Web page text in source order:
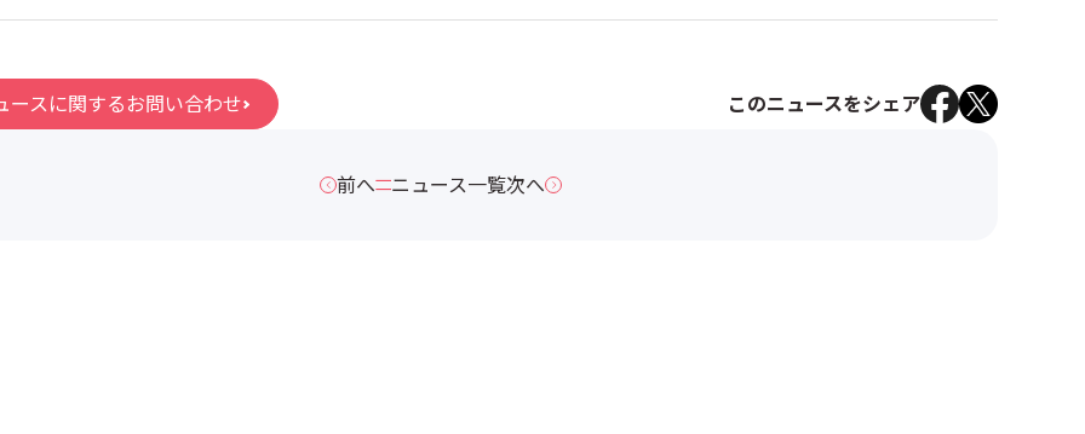
ースに関するお問い合わせ このニュースをシェア
前へ ニュース一覧次へ